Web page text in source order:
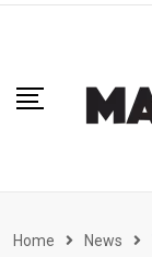
Home News